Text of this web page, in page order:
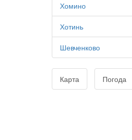
Хомино
Хотинь
Шевченково
Карта Погода